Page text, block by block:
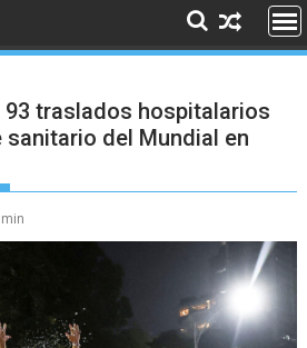
traslados hospitalarios
sanitario del Mundial en